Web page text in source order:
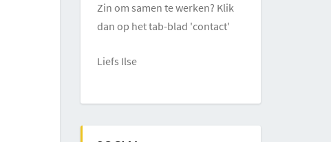
Zin om samen te werken? Klik
dan op het tab-blad 'contact'
Liefs Ilse